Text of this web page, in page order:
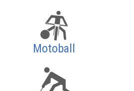
Motoball